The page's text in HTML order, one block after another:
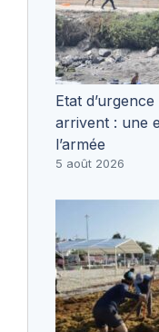
Etat
arrivent : une
l’armée
5 août 2026